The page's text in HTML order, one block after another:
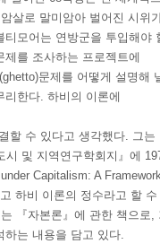
살로 말미암아 벌어진 시위
모어는 연방군을 투입해야
를 조사하는 프로젝트에
문제를 어떻게 설명해
한다. 하비의 이론에
할 수 있다고 생각했다. 그는
및 지역연구학회지』에
Capitalism: A
하비 이론의 정수라고 할 수
『자본론』에 관한 책으로,
하는 내용을 담고 있다.